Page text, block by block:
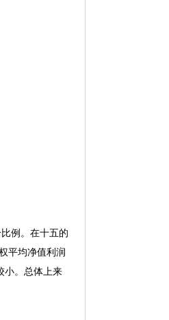
例。在十五的
平均净值利润
小。总体上来